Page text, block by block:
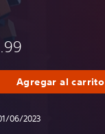
Agregar al carrito
06/2023